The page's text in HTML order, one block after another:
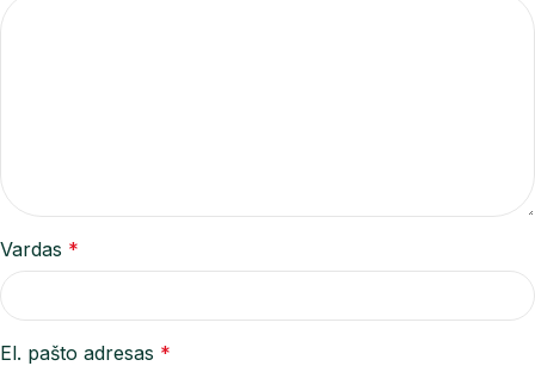
Vardas *
El. pašto adresas *